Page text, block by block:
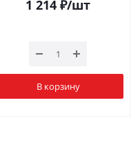
1 214 ₽/шт
В корзину